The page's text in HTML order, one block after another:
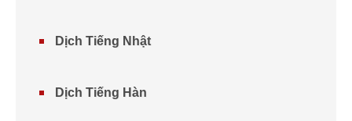
Dịch Tiếng Nhật
Dịch Tiếng Hàn